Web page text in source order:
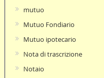
mutuo
Mutuo Fondiario
Mutuo ipotecario
Nota di trascrizione
Notaio